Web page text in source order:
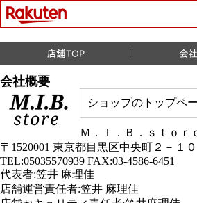
会社概要
ショップのトップペ
Ｍ．Ｉ．Ｂ．ｓｔｏｒ
〒1520001 東京都目黒区中央町２－１
TEL:05035570939 FAX:03-4586-6451
代表者:笠井 麻理佳
店舗運営責任者:笠井 麻理佳